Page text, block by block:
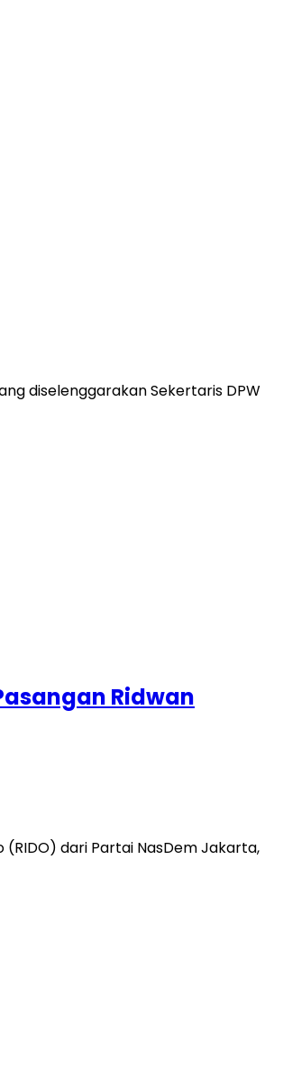
diselenggarakan Sekertaris DPW
Ridwan
(RIDO) dari Partai NasDem Jakarta,